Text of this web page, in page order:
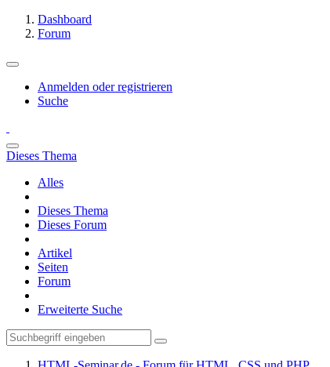
Dashboard
Forum
Anmelden oder registrieren
Suche
Dieses Thema
Alles
Dieses Thema
Dieses Forum
Artikel
Seiten
Forum
Erweiterte Suche